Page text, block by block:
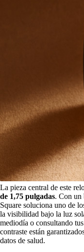
La pieza central de este
de 1,75 pulgadas. Con un
Square soluciona uno de
la visibilidad bajo la luz
mediodía o consultando
contraste están
datos de salud.